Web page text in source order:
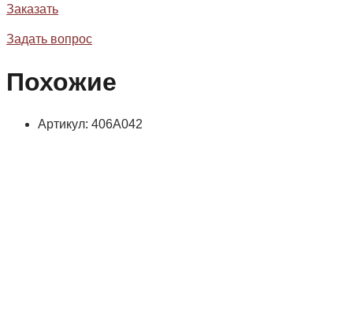
Заказать
Задать вопрос
Похожие
Артикул: 406А042